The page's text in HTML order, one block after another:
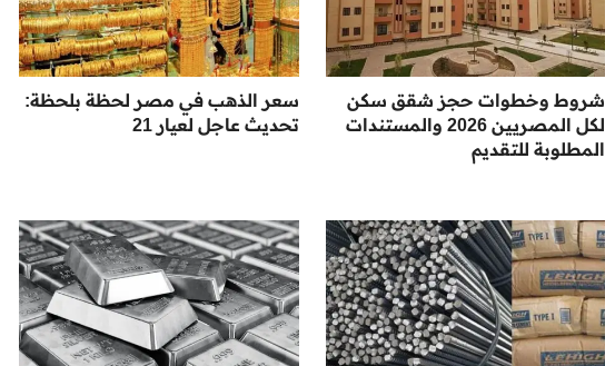
شروط وخطوات حجز شقق سكن
لكل المصريين 2026 والمستندات
المطلوبة للتقديم
سعر الذهب في مصر لحظة بلحظة:
تحديث عاجل لعيار 21